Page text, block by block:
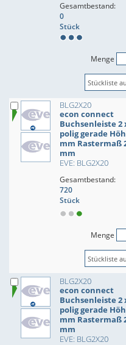
Gesamtbestand:
0
Stück
Menge
BLG2X20
econ connect
Buchsenleiste 2
polig gerade
mm Rastermaß
mm
EVE: BLG2X20
Gesamtbestand:
720
Stück
Menge
BLG2X20
econ connect
Buchsenleiste 2
polig gerade
mm Rastermaß
mm
EVE: BLG2X20